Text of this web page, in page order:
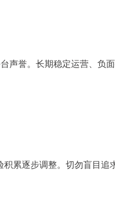
声誉。长期稳定运营、负
累逐步调整。切勿盲目